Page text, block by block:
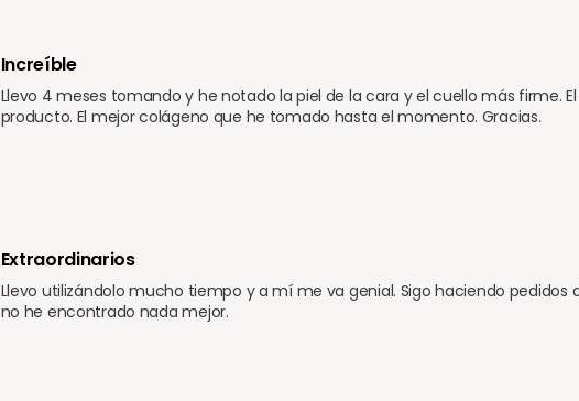
Increíble
Llevo 4 meses tomando y he notado la piel de la cara y el cuello más firme.
producto. El mejor colágeno que he tomado hasta el momento. Gracias.
Extraordinarios
Llevo utilizándolo mucho tiempo y a mí me va genial. Sigo haciendo
no he encontrado nada mejor.